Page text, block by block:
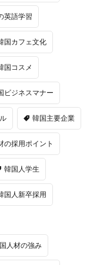
英語学習
国カフェ文化
国コスメ
ビジネスマナー
韓国主要企業
の採用ポイント
韓国人学生
国人新卒採用
人材の強み